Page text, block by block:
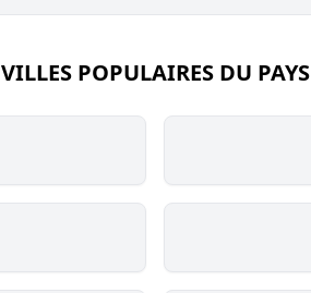
VILLES POPULAIRES DU PAYS